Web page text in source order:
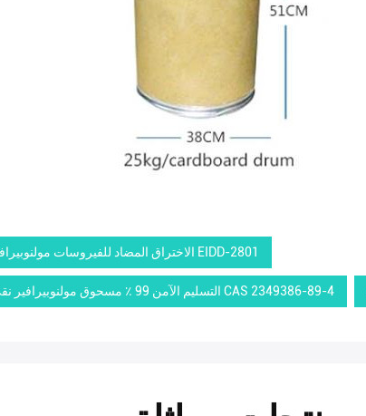
CAS 2349386-89-4,مولنوبيرافير نقي EIDD-2801,الاختراق المضاد للفيروسات مولنوبيرافير EIDD-2801
التسليم الآمن 99 ٪ مسحوق مولنوبيرافير نقي,مسحوق مولنوبيرافير 99٪ نقي,مولنوبيرافير مسحوق CAS 2349386-89-4